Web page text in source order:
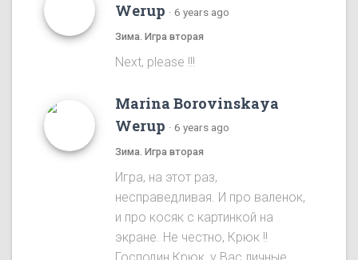
Werup · 6 years ago
Зима. Игра вторая
Next, please !!!
Marina Borovinskaya
Werup · 6 years ago
Зима. Игра вторая
Игра, на этот раз,
несправедливая. И про валенок,
и про косяк с картинкой на
экране. Не честно, Крюк !!